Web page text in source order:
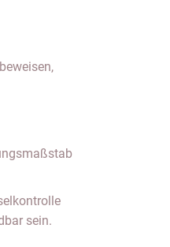
sein.